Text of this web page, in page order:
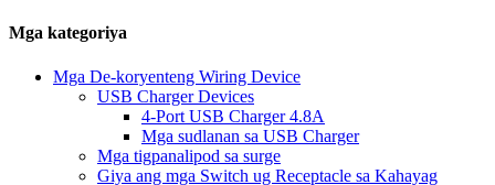
Mga kategoriya
Mga De-koryenteng Wiring Device
USB Charger Devices
4-Port USB Charger 4.8A
Mga sudlanan sa USB Charger
Mga tigpanalipod sa surge
Giya ang mga Switch ug Receptacle sa Kahayag